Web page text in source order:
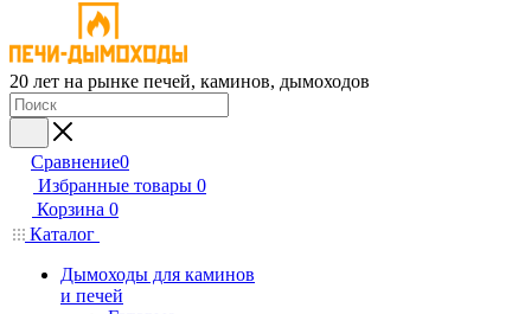
20 лет на рынке печей, каминов, дымоходов
Сравнение0
Избранные товары 0
Корзина 0
Каталог
Дымоходы для каминов
и печей